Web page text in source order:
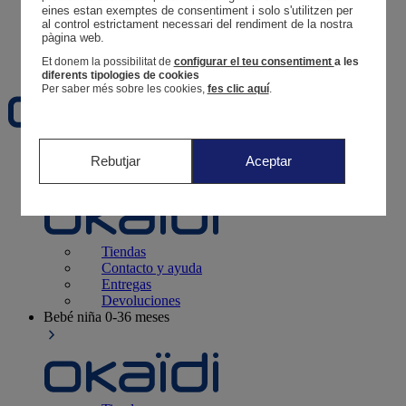
Tus pedidos
Cesta
Favoritos
Recién nacido0-12 meses
Tiendas
Contacto y ayuda
Entregas
Devoluciones
Bebé niña 0-36 meses
eines estan exemptes de consentiment i solo s'utilitzen per
al control estrictament necessari del rendiment de la nostra
pàgina web.
Et donem la possibilitat de configurar el teu consentiment a les
diferents tipologies de cookies
Per saber més sobre les cookies, fes clic aquí.
Rebutjar Aceptar